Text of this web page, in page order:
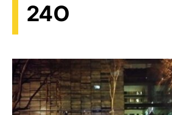
24O